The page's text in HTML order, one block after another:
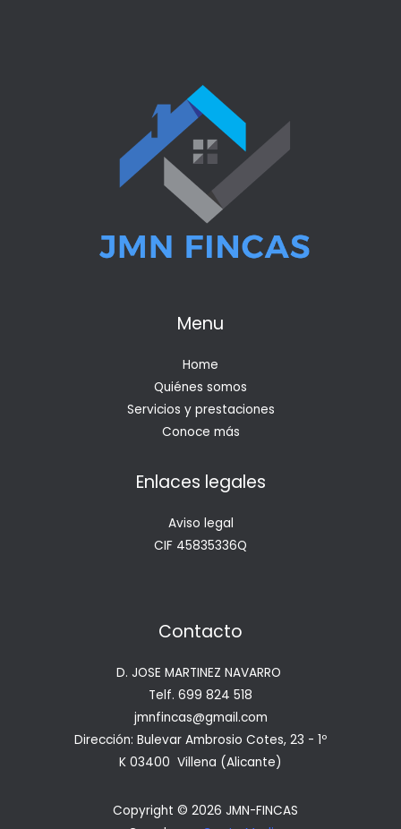
Menu
Home
Quiénes somos
Servicios y prestaciones
Conoce más
Enlaces legales
Aviso legal
CIF 45835336Q
Contacto
D. JOSE MARTINEZ NAVARRO
Telf. 699 824 518
jmnfincas@gmail.com
Dirección: Bulevar Ambrosio Cotes, 23 - 1º
K 03400 Villena (Alicante)
Copyright © 2026 JMN-FINCAS